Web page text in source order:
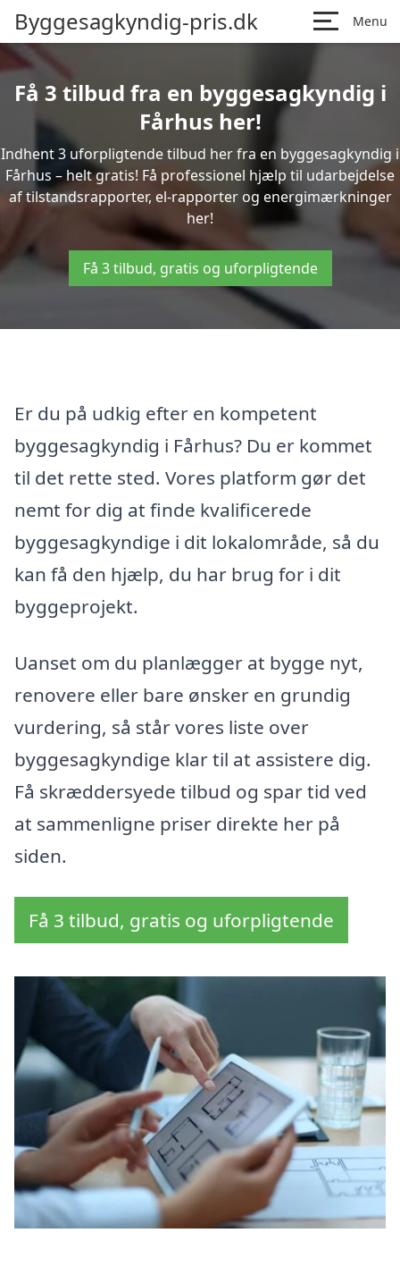
Byggesagkyndig-pris.dk Menu
Få 3 tilbud fra en byggesagkyndig i
Fårhus her!
Indhent 3 uforpligtende tilbud her fra en byggesagkyndig i
Fårhus – helt gratis! Få professionel hjælp til udarbejdelse
af tilstandsrapporter, el-rapporter og energimærkninger
her!
Få 3 tilbud, gratis og uforpligtende
Er du på udkig efter en kompetent
byggesagkyndig i Fårhus? Du er kommet
til det rette sted. Vores platform gør det
nemt for dig at finde kvalificerede
byggesagkyndige i dit lokalområde, så du
kan få den hjælp, du har brug for i dit
byggeprojekt.
Uanset om du planlægger at bygge nyt,
renovere eller bare ønsker en grundig
vurdering, så står vores liste over
byggesagkyndige klar til at assistere dig.
Få skræddersyede tilbud og spar tid ved
at sammenligne priser direkte her på
siden.
Få 3 tilbud, gratis og uforpligtende